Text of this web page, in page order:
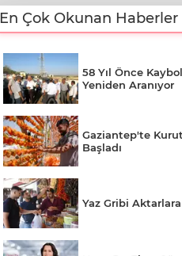
En Çok Okunan Haberler
58 Yıl Önce
Yeniden Aranıyor
Gaziantep'te
Başladı
Yaz Gribi